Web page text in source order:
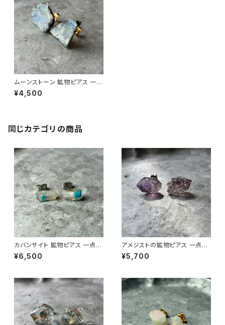
ムーンストーン 鉱物ピアス 一点
もの 原石 天然石 金属アレルギ
ー対応 ハンドメイド アクセサリ
¥4,500
同じカテゴリの商品
カバンサイト 鉱物ピアス 一点も
の 原石 天然石 金属アレルギー
対応 ハンドメイド アクセサリー
¥6,500
アメジストの鉱物ピアス 一点も
の 原石 天然石 金属アレルギー
対応 ハンドメイド アクセサリー
¥5,700